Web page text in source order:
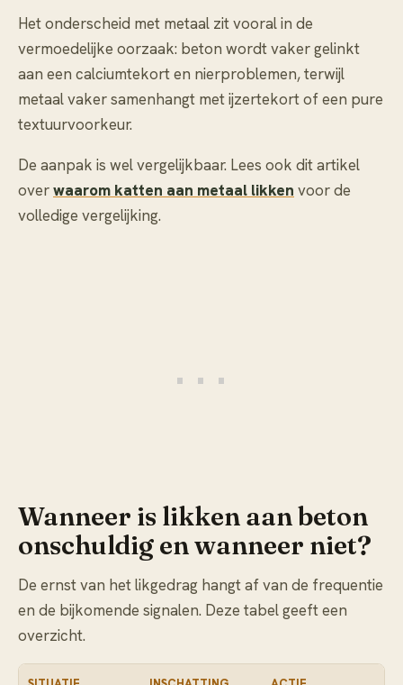
Het onderscheid met metaal zit vooral in de
vermoedelijke oorzaak: beton wordt vaker gelinkt
aan een calciumtekort en nierproblemen, terwijl
metaal vaker samenhangt met ijzertekort of een pure
textuurvoorkeur.
De aanpak is wel vergelijkbaar. Lees ook dit artikel
overwaarom katten aan metaal likken voor de
volledige vergelijking.
Wanneer is likken aan beton
onschuldig en wanneer niet?
De ernst van het likgedrag hangt af van de frequentie
en de bijkomende signalen. Deze tabel geeft een
overzicht.